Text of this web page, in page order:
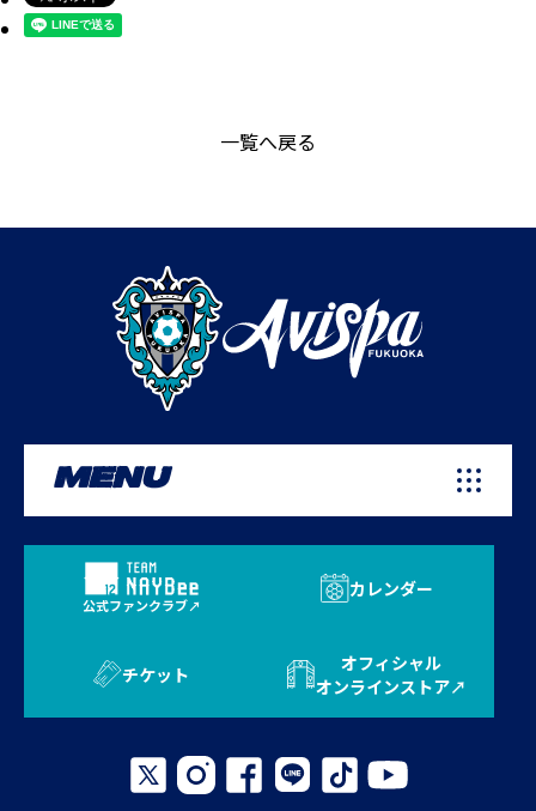
一覧へ戻る
MENU
公式ファンクラブ
カレンダー
チケット
オフィシャル
オンラインストア